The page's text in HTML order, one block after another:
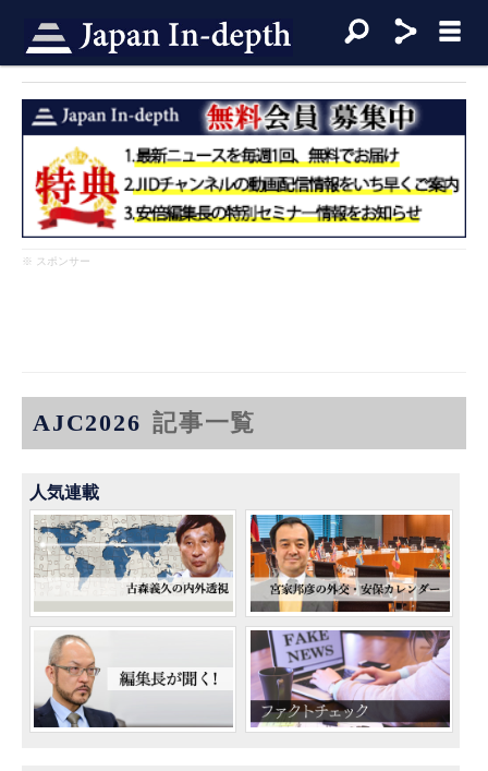
※ スポンサー
AJC2026 記事一覧
人気連載